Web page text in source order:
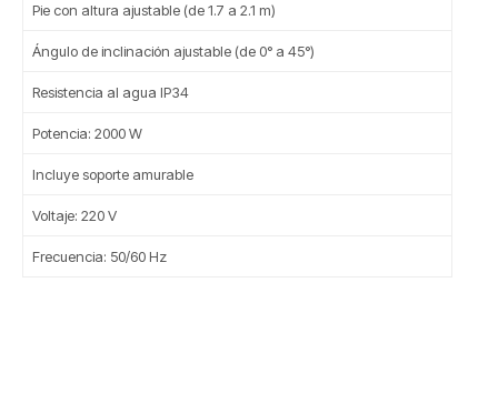
Pie con altura ajustable (de 1.7 a 2.1 m)
Ángulo de inclinación ajustable (de 0° a 45°)
Resistencia al agua IP34
Potencia: 2000 W
Incluye soporte amurable
Voltaje: 220 V
Frecuencia: 50/60 Hz